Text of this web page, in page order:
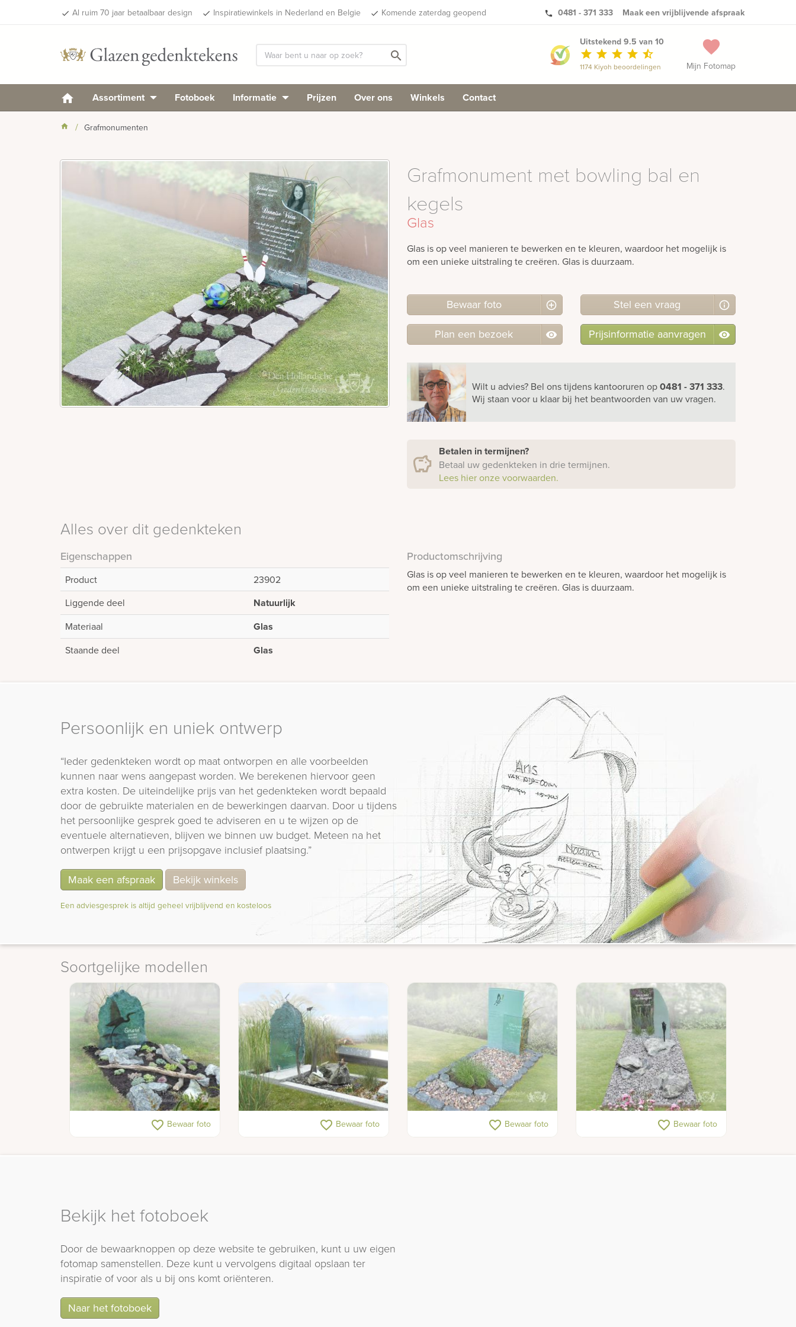
done Al ruim 70 jaar betaalbaar design done Inspiratiewinkels in Nederland en Belgie done Komende zaterdag geopend phone 0481 - 371 333 Maak een vrijblijvende afspraak
search favorite
Mijn Fotomap
Uitstekend 9.5 van 10
star star star star star_half
1174 Kiyoh beoordelingen
Assortiment Fotoboek Informatie Prijzen Over ons Winkels Contact
Grafmonumenten
Grafmonument met bowling bal en
kegels
Glas
Glas is op veel manieren te bewerken en te kleuren, waardoor het mogelijk is
om een unieke uitstraling te creëren. Glas is duurzaam.
Bewaar foto Stel een vraag
Plan een bezoek Prijsinformatie aanvragen
Wilt u advies? Bel onstijdens kantooruren op0481 - 371 333.
Wij staan voor u klaar bij het beantwoorden van uw vragen.
Betalen in termijnen?
Betaal uw gedenkteken in drie termijnen.
Lees hier onze voorwaarden.
Alles over dit gedenkteken
Eigenschappen
Product
23902
Liggende deel
Natuurlijk
Materiaal Glas
Staande deel Glas
Productomschrijving
Glas is op veel manieren te bewerken en te kleuren, waardoor het mogelijk is
om een unieke uitstraling te creëren. Glas is duurzaam.
Persoonlijk en uniek ontwerp
“Ieder gedenkteken wordt op maat ontworpen en alle voorbeelden
kunnen naar wens aangepast worden. We berekenen hiervoor geen
extra kosten. De uiteindelijke prijs van het gedenkteken wordt bepaald
door de gebruikte materialen en de bewerkingen daarvan. Door u tijdens
het persoonlijke gesprek goed te adviseren en u te wijzen op de
eventuele alternatieven, blijven we binnen uw budget. Meteen na het
ontwerpen krijgt u een prijsopgave inclusief plaatsing.”
Maak een afspraak Bekijk winkels
Een adviesgesprek is altijd geheel vrijblijvend en kosteloos
Soortgelijke modellen
Grafsteen met vogel op glas
favorite_border Bewaar foto Modern gedenkteken met glas
favorite_border Bewaar foto
Rustiek grafmonument met
favorite_border Bewaar foto Elegante grafsteen met glas
favorite_border Bewaar foto
Bekijk het fotoboek
Door de bewaarknoppen op deze website te gebruiken, kunt u uw eigen
fotomap samenstellen. Deze kunt u vervolgens digitaal opslaan ter
inspiratie of voor als u bij ons komt oriënteren.
Naar het fotoboek